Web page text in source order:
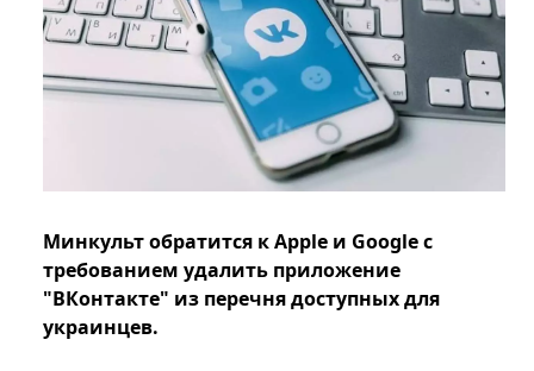
Минкульт обратится к Apple и Google с
требованием удалить приложение
"ВКонтакте" из перечня доступных для
украинцев.